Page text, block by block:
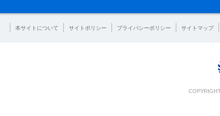
本サイトについて サイトポリシー プライバシーポリシー サイトマップ